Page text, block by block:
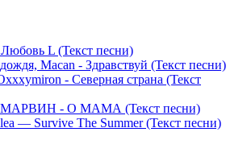
L (Текст песни)
Macan - Здравствуй (Текст песни)
- Северная страна (Текст
- О МАМА (Текст песни)
— Survive The Summer (Текст песни)